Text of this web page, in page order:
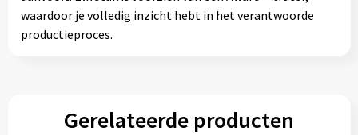
waardoor je volledig inzicht hebt in het verantwoorde
productieproces.
Gerelateerde producten